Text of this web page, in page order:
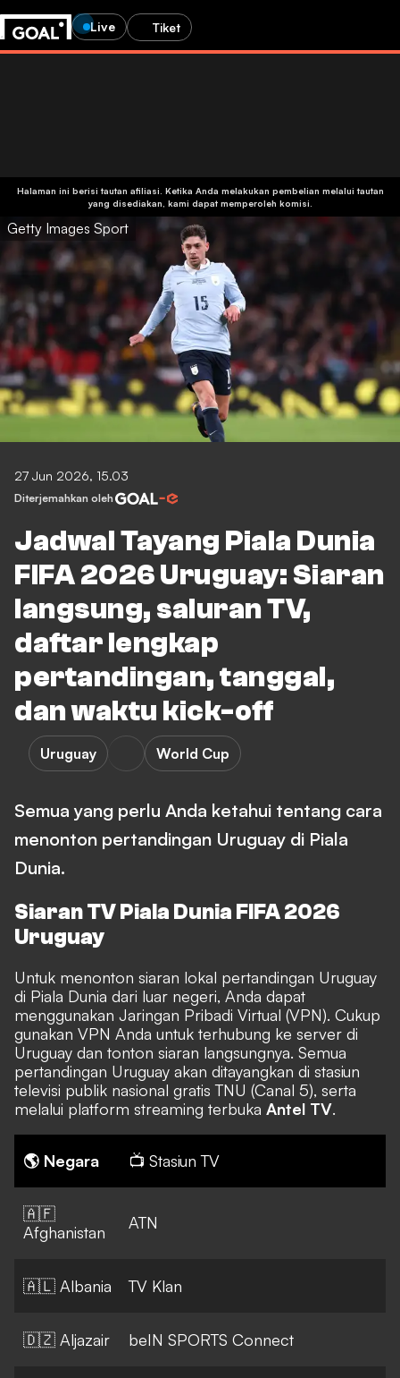
Live Tiket
Halaman ini berisi tautan afiliasi. Ketika Anda melakukan pembelian melalui tautan
yang disediakan, kami dapat memperoleh komisi.
Getty Images Sport
27 Jun 2026, 15.03
Diterjemahkan oleh
Jadwal Tayang Piala Dunia
FIFA 2026 Uruguay: Siaran
langsung, saluran TV,
daftar lengkap
pertandingan, tanggal,
dan waktu kick-off
Uruguay World Cup
Semua yang perlu Anda ketahui tentang cara
menonton pertandingan Uruguay di Piala
Dunia.
Siaran TV Piala Dunia FIFA 2026
Uruguay
Untuk menonton siaran lokal pertandingan Uruguay
di Piala Dunia dari luar negeri, Anda dapat
menggunakan Jaringan Pribadi Virtual (VPN). Cukup
gunakan VPN Anda untuk terhubung ke server di
Uruguay dan tonton siaran langsungnya. Semua
pertandingan Uruguay akan ditayangkan di stasiun
televisi publik nasional gratisTNU (Canal 5), serta
melalui platform streaming terbuka Antel TV.
🌎 Negara 📺 Stasiun TV
🇦🇫
Afghanistan
ATN
🇦🇱 Albania TV Klan
🇩🇿 Aljazair beIN SPORTS Connect